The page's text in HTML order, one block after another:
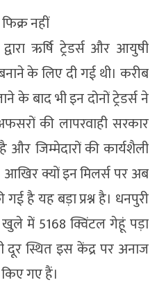
नहीं
ऋर्षि ट्रेडर्स और आयुषी
के लिए दी गई थी। करीब
बाद भी इन दोनों ट्रेडर्स ने
की लापरवाही सरकार
और जिम्मेदारों की कार्यशैली
क्यों इन मिलर्स पर अब
है यह बड़ा प्रश्न है। धनपुरी
में 5168 क्विंटल गेहूं पड़ा
स्थित इस केंद्र पर अनाज
गए हैं।